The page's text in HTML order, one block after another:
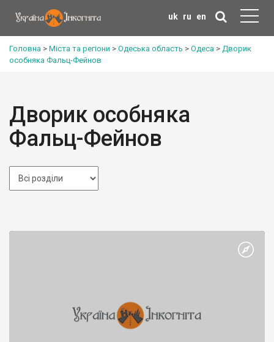
uk ru en
Головна > Міста та регіони > Одеська область > Одеса > Дворик
особняка Фальц-Фейнов
Дворик особняка
Фальц-Фейнов